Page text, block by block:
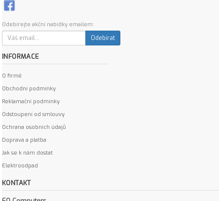
Odebírejte akční nabídky emailem:
Odebírat
INFORMACE
O firmě
Obchodní podmínky
Reklamační podmínky
Odstoupení od smlouvy
Ochrana osobních údajů
Doprava a platba
Jak se k nám dostat
Elektroodpad
KONTAKT